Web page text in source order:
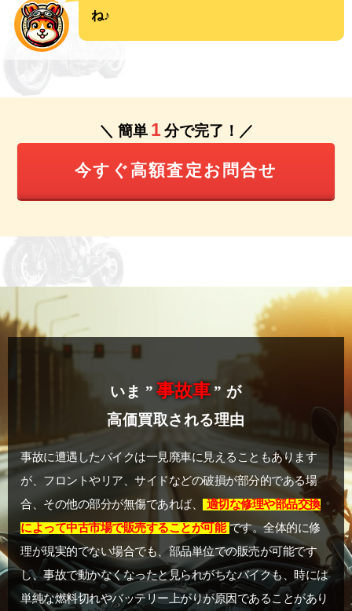
ね♪
＼ 簡単 1 分で完了！／
今すぐ高額査定お問合せ
いま ” 事故車” が
高価買取される理由
事故に遭遇したバイクは一見廃車に見えることもあります
が、フロントやリア、サイドなどの破損が部分的である場
合、その他の部分が無傷であれば、
適切な修理や部品交換
によって中古市場で販売することが可能 です。全体的に修
理が現実的でない場合でも、部品単位での販売が可能です
し、事故で動かなくなったと見られがちなバイクも、時には
単純な燃料切れやバッテリー上がりが原因であることがあり